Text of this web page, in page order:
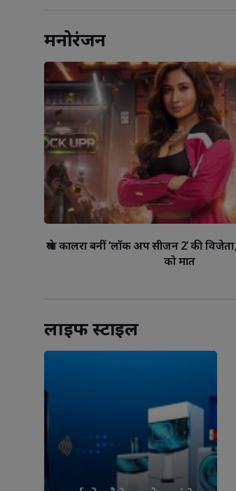
मनोरंजन
श्रेया कालरा बनीं ‘लॉक अप सीजन 2’ की
को मात
लाइफ स्‍टाइल